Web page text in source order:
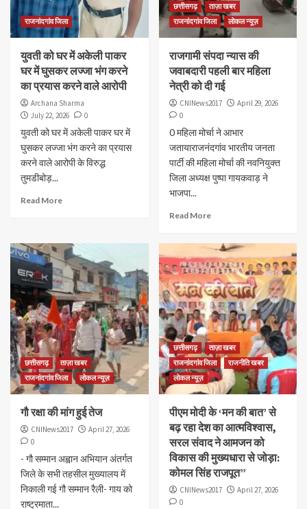
राजनांदगांव जिला
युवती को घर में अकेली पाकर
घर में घुसकर लज्जा भंग करने
का प्रयास करने वाले आरोपी
Archana Sharma
July 22, 2026
0
युवती को घर में अकेली पाकर घर में
घुसकर लज्जा भंग करने का प्रयास
करने वाले आरोपी के विरुद्ध
तुमडीबोड़...
Read More
छत्तीसगढ़
ताज़ा खबर
राजनांदगांव जिला
लोकल न्यूज़
राजगामी संपदा न्यास की
जवाबदारी पहली बार महिला
नेत्री को दी गई
CNINews2017
April 29, 2026
0
0 महिला मोर्चा ने आभार
जतायाराजनंदगांव भारतीय जनता
पार्टी की महिला मोर्चा की नवनियुक्त
जिला अध्यक्ष पुष्पा गायकवाड़ ने
भाजपा...
Read More
छत्तीसगढ़
ताज़ा खबर
राजनांदगांव जिला
लोकल न्यूज़
गौ रक्षा की मांग हुई तेज
CNINews2017
April 27, 2026
0
- गौ सम्मान अह्वान अभियान अंतर्गत
जिले के सभी तहसील मुख्यालय में
निकाली गई गौ सम्मान रैली- गाय को
राष्ट्रमाता...
छत्तीसगढ़
ताज़ा खबर
राजनांदगांव जिला
राजनीति खबर
लोकल न्यूज़
पीएम मोदी के ‘मन की बात’ से
बढ़ रहा देश का आत्मविश्वास,
सरल संवाद ने आमजन को
विकास की मुख्यधारा से जोड़ा:
कोमल सिंह राजपूत”
CNINews2017
April 27, 2026
0